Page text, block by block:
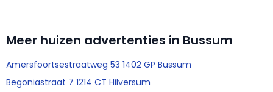
Meer huizen advertenties in Bussum
Amersfoortsestraatweg 53 1402 GP Bussum
Begoniastraat 7 1214 CT Hilversum